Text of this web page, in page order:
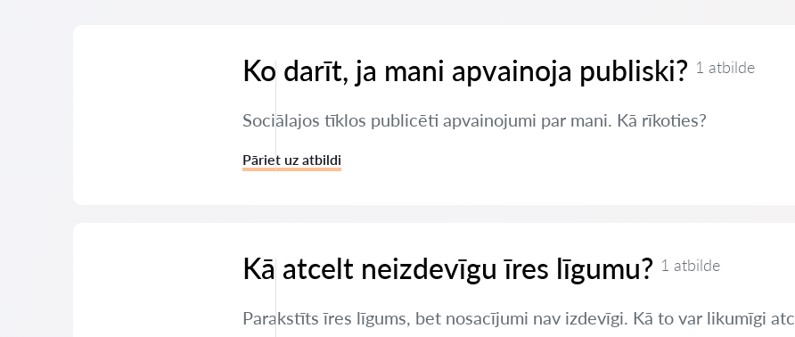
Ko darīt, ja mani apvainoja publiski? 1 atbilde
Sociālajos tīklos publicēti apvainojumi par mani. Kā rīkoties?
Pāriet uz atbildi
Kā atcelt neizdevīgu īres līgumu? 1 atbilde
Parakstīts īres līgums, bet nosacījumi nav izdevīgi. Kā to var likumīgi